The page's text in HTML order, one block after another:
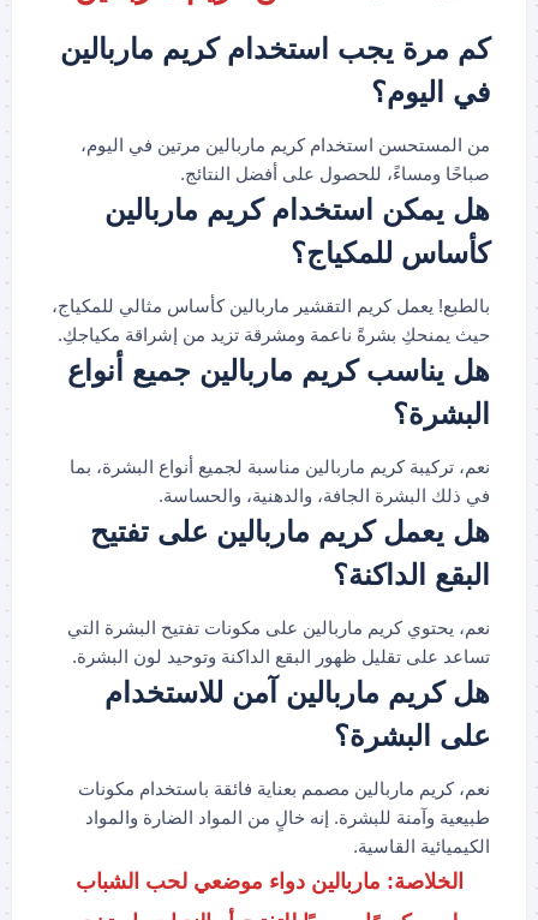
كم مرة يجب استخدام كريم ماربالين
في اليوم؟
من المستحسن استخدام كريم ماربالين مرتين في اليوم،
صباحًا ومساءً، للحصول على أفضل النتائج.
هل يمكن استخدام كريم ماربالين
كأساس للمكياج؟
بالطبع! يعمل كريم التقشير ماربالين كأساس مثالي للمكياج،
حيث يمنحكِ بشرةً ناعمة ومشرقة تزيد من إشراقة مكياجكِ.
هل يناسب كريم ماربالين جميع أنواع
البشرة؟
نعم، تركيبة كريم ماربالين مناسبة لجميع أنواع البشرة، بما
في ذلك البشرة الجافة، والدهنية، والحساسة.
هل يعمل كريم ماربالين على تفتيح
البقع الداكنة؟
نعم، يحتوي كريم ماربالين على مكونات تفتيح البشرة التي
تساعد على تقليل ظهور البقع الداكنة وتوحيد لون البشرة.
هل كريم ماربالين آمن للاستخدام
على البشرة؟
نعم، كريم ماربالين مصمم بعناية فائقة باستخدام مكونات
طبيعية وآمنة للبشرة. إنه خالٍ من المواد الضارة والمواد
الكيميائية القاسية.
الخلاصة: ماربالين دواء موضعي لحب الشباب